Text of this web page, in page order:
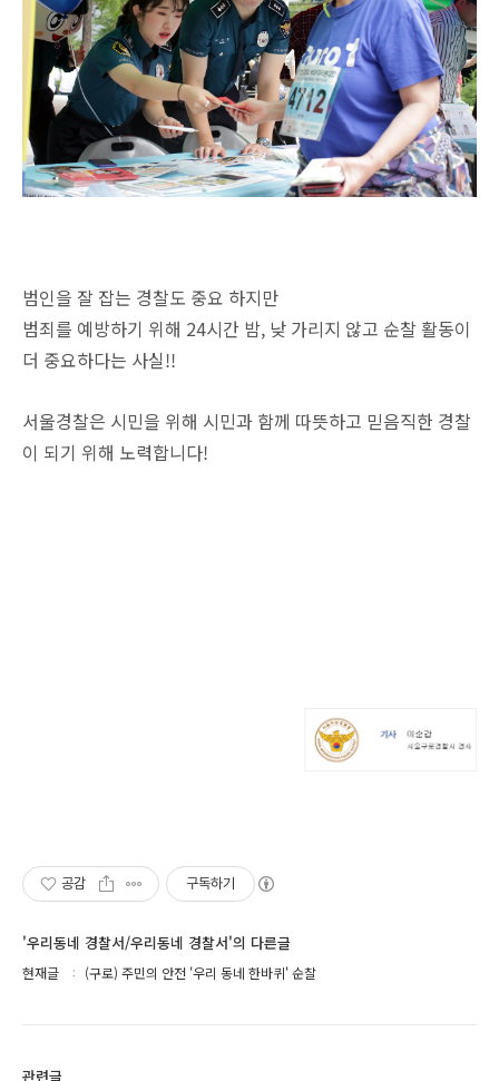
범인을 잘 잡는 경찰도 중요 하지만
범죄를 예방하기 위해 24시간 밤, 낮 가리지 않고 순찰 활동이
더 중요하다는 사실!!
서울경찰은 시민을 위해 시민과 함께 따뜻하고 믿음직한 경찰
이 되기 위해 노력합니다!
공감 구독하기
'우리동네 경찰서/우리동네 경찰서'의 다른글
현재글 (구로) 주민의 안전 '우리 동네 한바퀴' 순찰
관련글